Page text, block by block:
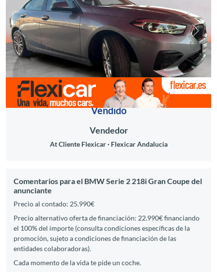
Anterior
Vendido
Vendedor
At Cliente Flexicar Flexicar Andalucia
Comentarios para el BMW Serie 2 218i Gran Coupe del
anunciante
Precio al contado: 25.990€
Precio alternativo oferta de financiación: 22.990€ financiando
el 100% del importe (consulta condiciones específicas de la
promoción, sujeto a condiciones de financiación de las
entidades colaboradoras).
Cada momento de la vida te pide un coche.